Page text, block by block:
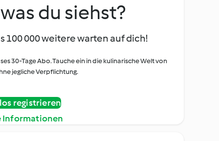
du siehst?
100 000 weitere warten auf dich!
30-Tage Abo. Tauche ein in die kulinarische Welt von
jegliche Verpflichtung.
registrieren
Informationen